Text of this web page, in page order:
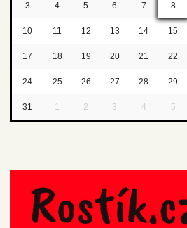
3 4 5 6 7 8
10 11 12 13 14 15
17 18 19 20 21 22
24 25 26 27 28 29
31 1 2 3 4 5